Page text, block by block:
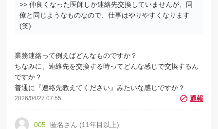
>> 仲良くなった医師しか連絡先交換していませんが、同
僚と同じようなものなので、仕事はやりやすくなります
(笑)
業務連絡って例えばどんなものですか？
ちなみに、連絡先を交換する時ってどんな感じで交換するん
ですか？
普通に『連絡先教えてください』みたいな感じですか？
2026/04/27 07:55
005 匿名さん (11年目以上)